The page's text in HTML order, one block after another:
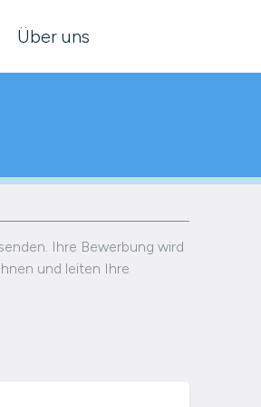
Über uns
Ihre Bewerbung wird
und leiten Ihre